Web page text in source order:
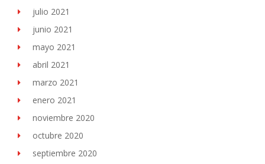
julio 2021
junio 2021
mayo 2021
abril 2021
marzo 2021
enero 2021
noviembre 2020
octubre 2020
septiembre 2020